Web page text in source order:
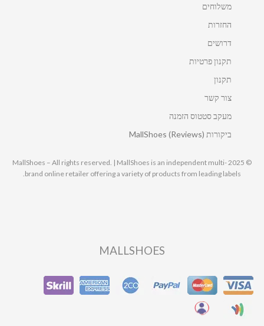
משלוחים
החזרות
דרושים
תקנון פרטיות
תקנון
צור קשר
מעקב סטטוס הזמנה
ביקורות MallShoes (Reviews)
© 2025 MallShoes – All rights reserved. | MallShoes is an independent multi-
brand online retailer offering a variety of products from leading labels.
MALLSHOES